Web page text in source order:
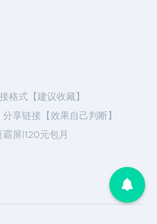
格式【建议收藏】
享链接【效果自己判断】
屏|120元包月